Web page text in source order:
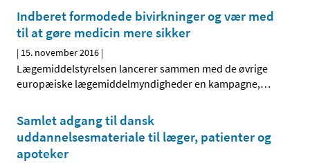
Indberet formodede bivirkninger og vær med
til at gøre medicin mere sikker
| 15. november 2016 |
Lægemiddelstyrelsen lancerer sammen med de øvrige
europæiske lægemiddelmyndigheder en kampagne,…
Samlet adgang til dansk
uddannelsesmateriale til læger, patienter og
apoteker